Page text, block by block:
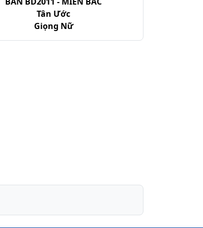
Tân Ước
Giọng Nữ